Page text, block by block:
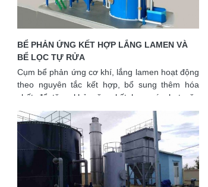
BỂ PHẢN ỨNG KẾT HỢP LẮNG LAMEN VÀ
BỂ LỌC TỰ RỬA
Cụm bể phản ứng cơ khí, lắng lamen hoạt động
theo nguyên tắc kết hợp, bổ sung thêm hóa
chất để tăng khả năng kết hợp các hạt cặn
trong nước tạo thành các bông cặn lớn hơn tạo
trọng lực cho việc lắng cặn nhanh chóng và việc
thay đổi động năng chuyển động của cửa dòng
nước tạo thế năng lớn cho các hạt cặn dễ dàng
trong quá trình lắng